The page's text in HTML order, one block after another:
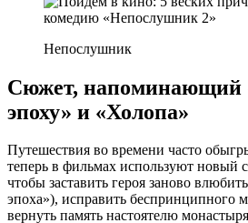
Непослушник
Сюжет, напоминающий
эпоху» и «Холопа»
Путешествия во времени часто
теперь в фильмах используют новый
чтобы заставить героя заново
эпоха»), исправить беспринципного
вернуть память настоятелю